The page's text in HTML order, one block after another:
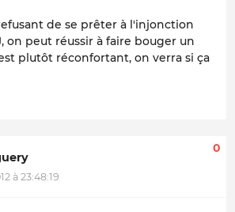
de se prêter à l'injonction
on peut réussir à faire bouger un
plutôt réconfortant, on verra si ça
à 23:48:19
0